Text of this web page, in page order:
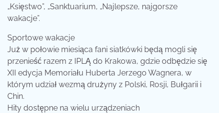
„Księstwo”, „Sanktuarium, „Najlepsze, najgorsze
wakacje”.
Sportowe wakacje
Już w połowie miesiąca fani siatkówki będą mogli się
przenieść razem z IPLĄ do Krakowa, gdzie odbędzie się
XII edycja Memoriału Huberta Jerzego Wagnera, w
którym udział wezmą drużyny z Polski, Rosji, Bułgarii i
Chin.
Hity dostępne na wielu urządzeniach